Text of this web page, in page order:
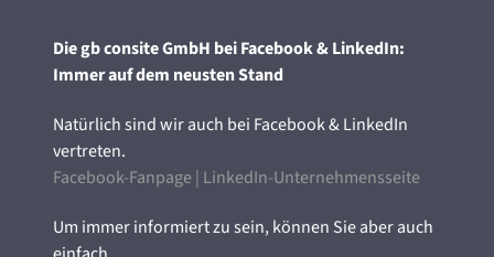
Die gb consite GmbH bei Facebook & LinkedIn:
Immer auf dem neusten Stand
Natürlich sind wir auch bei Facebook & LinkedIn
vertreten.
Facebook-Fanpage| LinkedIn-Unternehmensseite
Um immer informiert zu sein, können Sie aber auch